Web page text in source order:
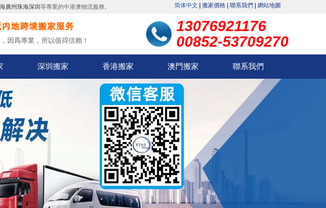
廣州珠海深圳 等專業的中港澳物流服務。 简体中文 搬家價格 聯系我們 網站地圖
因爲專業，所以值得信賴！
13076921176
00852-53709270
深圳搬家 香港搬家 澳門搬家 聯系我們